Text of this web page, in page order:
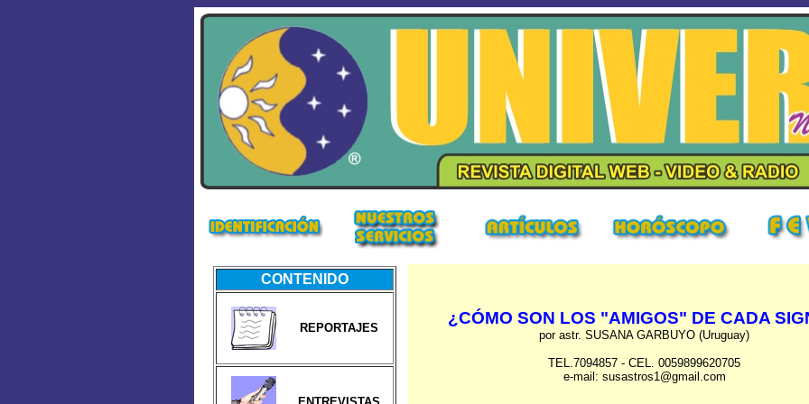
CONTENIDO
REPORTAJES
¿CÓMO SON LOS "AMIGOS" DE CADA
por astr. SUSANA GARBUYO (Uruguay)
TEL.7094857 - CEL. 0059899620705
e-mail: susastros1@gmail.com